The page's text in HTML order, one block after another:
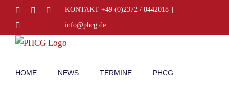
Inhalt
springen
FacebookInstagramKONTAKT +49 (0)2372 / 8442018
info@phcg.de
HOME NEWS TERMINE PHCG